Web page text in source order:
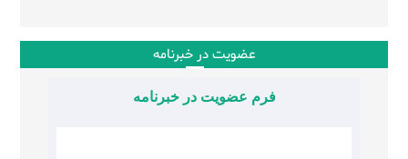
عضویت در خبرنامه
فرم عضویت در خبرنامه